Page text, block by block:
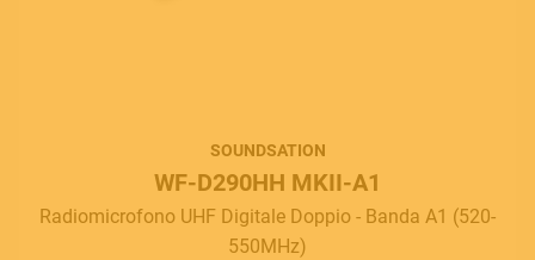
SOUNDSATION
WF-D290HH MKII-A1
Radiomicrofono UHF Digitale Doppio - Banda A1 (520-
550MHz)